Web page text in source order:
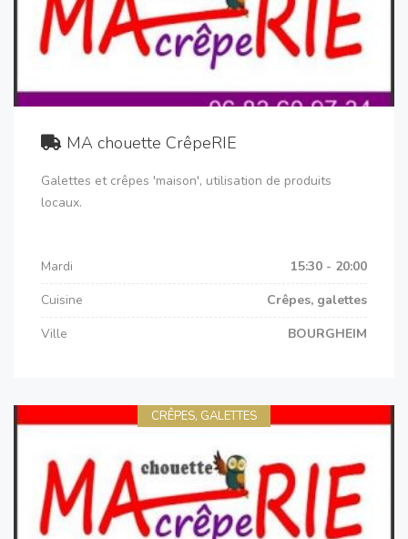
MA chouette CrêpeRIE
Galettes et crêpes 'maison', utilisation de produits
locaux.
Mardi
15:30 - 20:00
Cuisine
Crêpes, galettes
Ville
BOURGHEIM
CRÊPES, GALETTES